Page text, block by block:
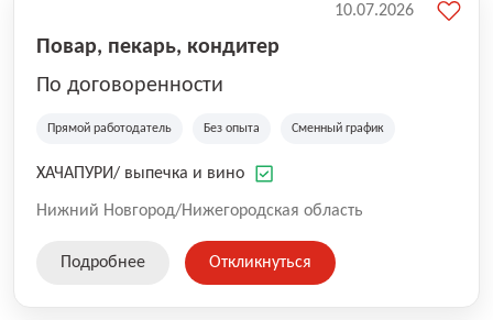
Повар, пекарь, кондитер
По договоренности
Прямой работодатель Без опыта Сменный график
ХАЧАПУРИ/ выпечка и вино
Нижний Новгород/Нижегородская область
10.07.2026
Подробнее Откликнуться